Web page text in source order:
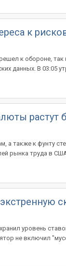
к
к обороне,
данных. В 03:05
растут
также к фунту
рынка труда в
уровень
не включил